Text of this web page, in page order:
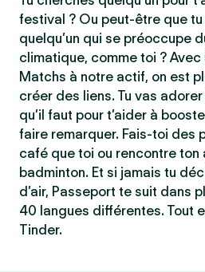
festival ? Ou peut-être que
quelqu’un qui se préoccupe
climatique, comme toi ?
Matchs à notre actif, on est
créer des liens. Tu vas
qu’il faut pour t’aider à
faire remarquer. Fais-toi des
café que toi ou rencontre ton
badminton. Et si jamais tu
d’air, Passeport te suit dans
40 langues différentes. Tout
Tinder.